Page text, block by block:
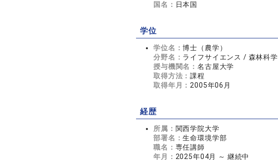
国名： 日本国
学位
学位名：博士（農学）
分野名： ライフサイエンス / 森林科学
授与機関名：名古屋大学
取得方法：課程
取得年月： 2005年06月
経歴
所属： 関西学院大学
部署名：生命環境学部
職名： 専任講師
年月： 2025年04月 ～ 継続中